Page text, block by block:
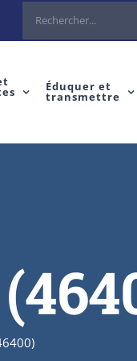
Rechercher
Éduquer et
transmettre